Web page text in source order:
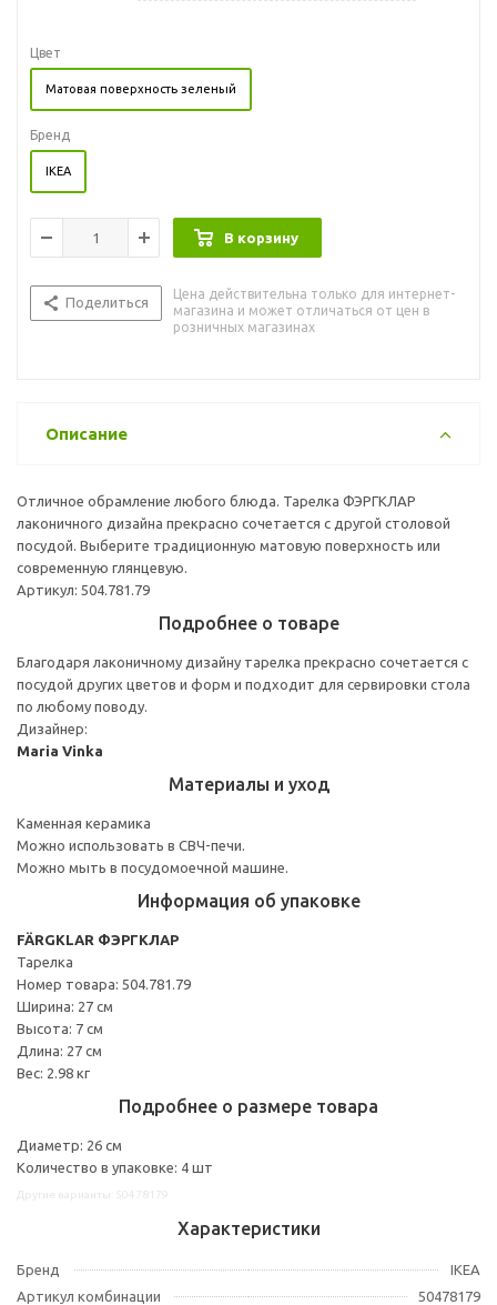
Цвет
Матовая поверхность зеленый
Бренд
IKEA
В корзину
Поделиться
Цена действительна только для интернет-
магазина и может отличаться от цен в
розничных магазинах
Описание
Отличное обрамление любого блюда. Тарелка ФЭРГКЛАР
лаконичного дизайна прекрасно сочетается с другой столовой
посудой. Выберите традиционную матовую поверхность или
современную глянцевую.
Артикул: 504.781.79
Подробнее о товаре
Благодаря лаконичному дизайну тарелка прекрасно сочетается с
посудой других цветов и форм и подходит для сервировки стола
по любому поводу.
Дизайнер:
Maria Vinka
Материалы и уход
Каменная керамика
Можно использовать в СВЧ-печи.
Можно мыть в посудомоечной машине.
Информация об упаковке
FÄRGKLAR ФЭРГКЛАР
Тарелка
Номер товара: 504.781.79
Ширина: 27 см
Высота: 7 см
Длина: 27 см
Вес: 2.98 кг
Подробнее о размере товара
Диаметр: 26 см
Количество в упаковке: 4 шт
Характеристики
Бренд
IKEA
Артикул комбинации
50478179